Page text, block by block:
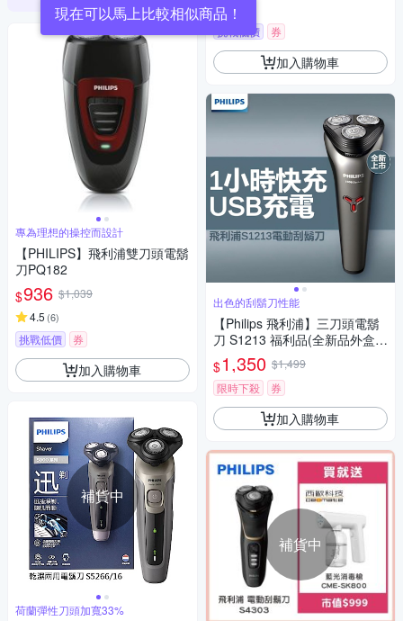
現在可以馬上比較相似商品！
專為理想的操控而設計
【PHILIPS】飛利浦雙刀頭電鬍
刀PQ182
$936 $1,039
4.5 (6)
挑戰低價 券
加入購物車
補貨中
荷蘭彈性刀頭加寬33%
4.3
挑戰低價 券
加入購物車
出色的刮鬍刀性能
【Philips 飛利浦】三刀頭電鬍
刀 S1213 福利品(全新品外盒凹
損)
$1,350 $1,499
限時下殺
券
加入購物車
補貨中